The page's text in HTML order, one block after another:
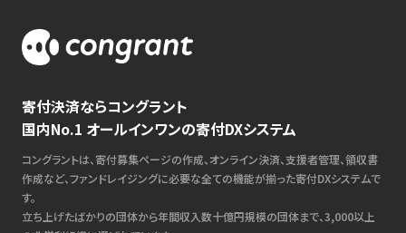
寄付決済ならコングラント
国内No.1 オールインワンの寄付DXシステム
コングラントは、寄付募集ページの作成、オンライン決済、支援者管理、領収書
作成など、ファンドレイジングに必要な全ての機能が揃った寄付DXシステムで
す。
立ち上げたばかりの団体から年間収入数十億円規模の団体まで、3,000以上